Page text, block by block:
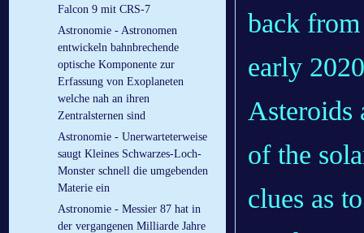
Falcon 9 mit CRS-7
Astronomie - Astronomen
entwickeln bahnbrechende
optische Komponente zur
Erfassung von Exoplaneten
welche nah an ihren
Zentralsternen sind
Astronomie - Unerwarteterweise
saugt Kleines Schwarzes-Loch-
Monster schnell die umgebenden
Materie ein
Astronomie - Messier 87 hat in
der vergangenen Milliarde Jahre
back
early
Asteroids
of the
clues as